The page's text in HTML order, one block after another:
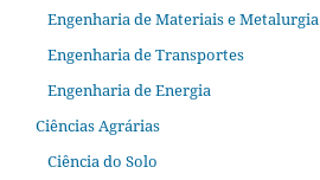
Engenharia de Materiais e Metalurgia
Engenharia de Transportes
Engenharia de Energia
Ciências Agrárias
Ciência do Solo